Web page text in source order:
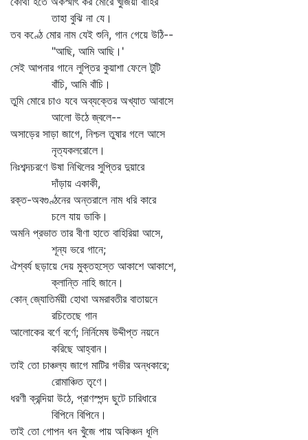
তাহা বুঝি না যে।
তব কণ্ঠে মোর নাম যেই শুনি, গান গেয়ে উঠি--
"আছি, আমি আছি।'
সেই আপনার গানে লুপ্তির কুয়াশা ফেলে টুটি
বাঁচি, আমি বাঁচি।
তুমি মোরে চাও যবে অব্যক্তের অখ্যাত আবাসে
আলো উঠে জ্বলে--
অসাড়ের সাড়া জাগে, নিশ্চল তুষার গলে আসে
নৃত্যকলরোলে।
নিঃশব্দচরণে উষা নিখিলের সুপ্তির দুয়ারে
দাঁড়ায় একাকী,
রক্ত-অবগুণ্ঠনের অন্তরালে নাম ধরি কারে
চলে যায় ডাকি।
অমনি প্রভাত তার বীণা হাতে বাহিরিয়া আসে,
শূন্য ভরে গানে;
ঐশ্বর্য ছড়ায়ে দেয় মুক্তহস্তে আকাশে আকাশে,
ক্লান্তি নাহি জানে।
কোন্‌ জ্যোতির্ময়ী হোথা অমরাবতীর বাতায়নে
রচিতেছে গান
আলোকের বর্ণে বর্ণে; নির্নিমেষ উদ্দীপ্ত নয়নে
করিছে আহ্বান।
তাই তো চাঞ্চল্য জাগে মাটির গভীর অন্ধকারে;
রোমাঞ্চিত তৃণে।
ধরণী ক্রন্দিয়া উঠে, প্রাণস্পন্দ ছুটে চারিধারে
বিপিনে বিপিনে।
তাই তো গোপন ধন খুঁজে পায় অকিঞ্চন ধূলি